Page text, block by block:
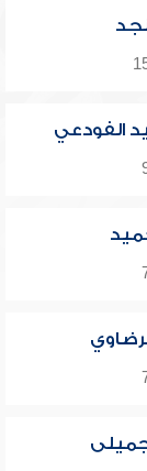
الفودعي